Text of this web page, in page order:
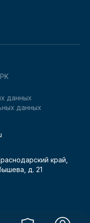
данных
данных
край,
д. 21